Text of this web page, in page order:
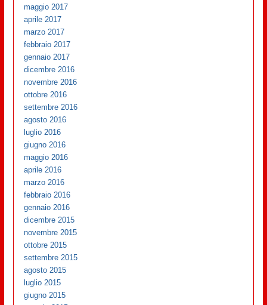
maggio 2017
aprile 2017
marzo 2017
febbraio 2017
gennaio 2017
dicembre 2016
novembre 2016
ottobre 2016
settembre 2016
agosto 2016
luglio 2016
giugno 2016
maggio 2016
aprile 2016
marzo 2016
febbraio 2016
gennaio 2016
dicembre 2015
novembre 2015
ottobre 2015
settembre 2015
agosto 2015
luglio 2015
giugno 2015